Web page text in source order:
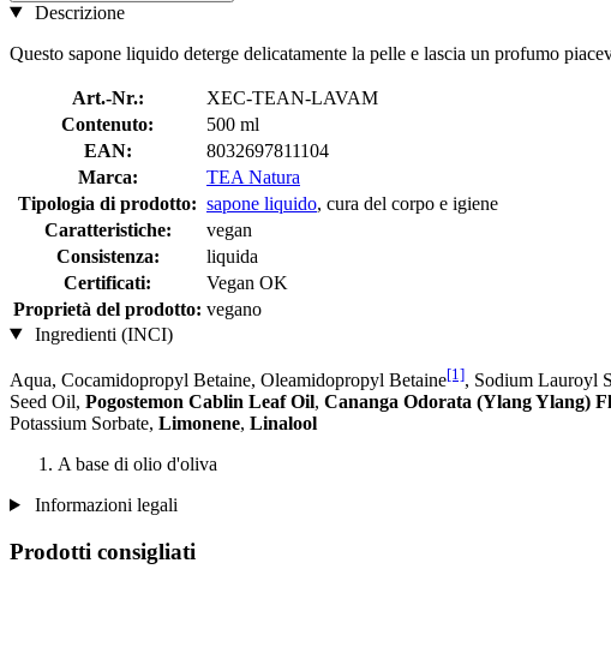
Descrizione
Questo sapone liquido deterge delicatamente la pelle e lascia un profumo
Art.-Nr.:
XEC-TEAN-LAVAM
Contenuto:
500 ml
EAN:
8032697811104
Marca:
TEA Natura
Tipologia di prodotto: sapone liquido, cura del corpo e igiene
Caratteristiche:
vegan
Consistenza:
liquida
Certificati:
Vegan OK
Proprietà del prodotto: vegano
Ingredienti (INCI)
Aqua, Cocamidopropyl Betaine, Oleamidopropyl Betaine[1], Sodium Lauroyl
Seed Oil, Pogostemon Cablin Leaf Oil, Cananga Odorata (Ylang Ylang)
Potassium Sorbate, Limonene, Linalool
A base di olio d'oliva
Informazioni legali
Prodotti consigliati